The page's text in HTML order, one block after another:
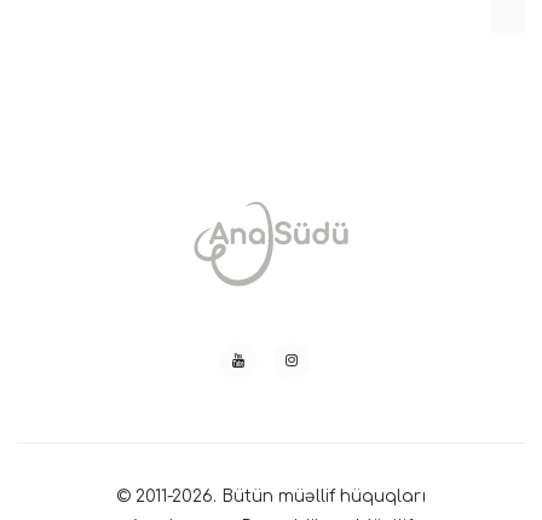
© 2011-2026. Bütün müəllif hüquqları